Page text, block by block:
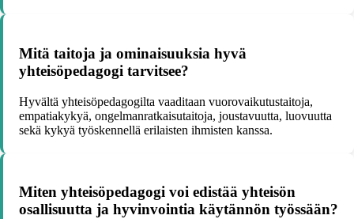
Mitä taitoja ja ominaisuuksia hyvä
yhteisöpedagogi tarvitsee?
Hyvältä yhteisöpedagogilta vaaditaan vuorovaikutustaitoja,
empatiakykyä, ongelmanratkaisutaitoja, joustavuutta, luovuutta
sekä kykyä työskennellä erilaisten ihmisten kanssa.
Miten yhteisöpedagogi voi edistää yhteisön
osallisuutta ja hyvinvointia käytännön työssään?